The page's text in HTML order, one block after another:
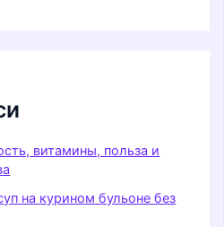
витамины, польза и
на курином бульоне без